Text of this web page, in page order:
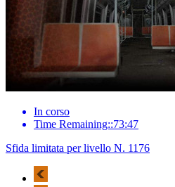
In corso
Time Remaining::73:47
Sfida limitata per livello N. 1176